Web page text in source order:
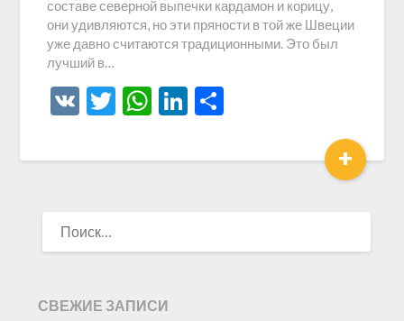
составе северной выпечки кардамон и корицу,
они удивляются, но эти пряности в той же Швеции
уже давно считаются традиционными. Это был
лучший в…
VK Twitter
WhatsApp
LinkedIn
+
СВЕЖИЕ ЗАПИСИ